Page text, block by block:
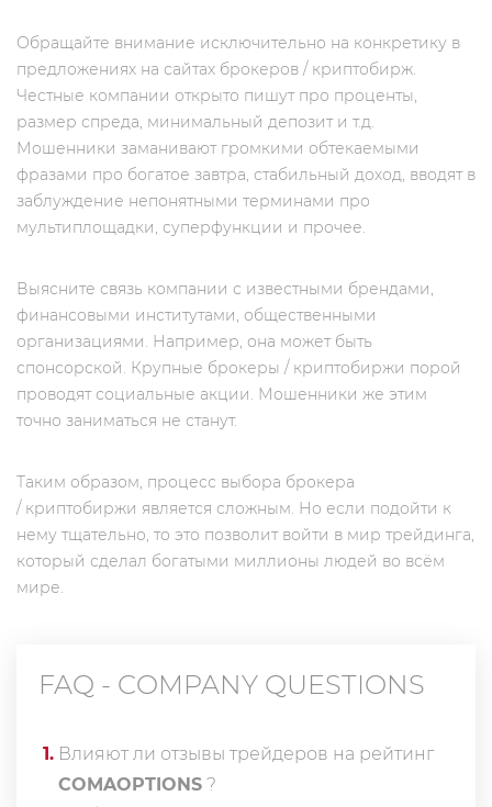
Обращайте внимание исключительно на конкретику в
предложениях на сайтах брокеров / криптобирж.
Честные компании открыто пишут про проценты,
размер спреда, минимальный депозит и т.д.
Мошенники заманивают громкими обтекаемыми
фразами про богатое завтра, стабильный доход, вводят в
заблуждение непонятными терминами про
мультиплощадки, суперфункции и прочее.
Выясните связь компании с известными брендами,
финансовыми институтами, общественными
организациями. Например, она может быть
спонсорской. Крупные брокеры / криптобиржи порой
проводят социальные акции. Мошенники же этим
точно заниматься не станут.
Таким образом, процесс выбора брокера
/ криптобиржи является сложным. Но если подойти к
нему тщательно, то это позволит войти в мир трейдинга,
который сделал богатыми миллионы людей во всём
мире.
FAQ - COMPANY QUESTIONS
1. Влияют ли отзывы трейдеров на рейтинг
COMAOPTIONS ?